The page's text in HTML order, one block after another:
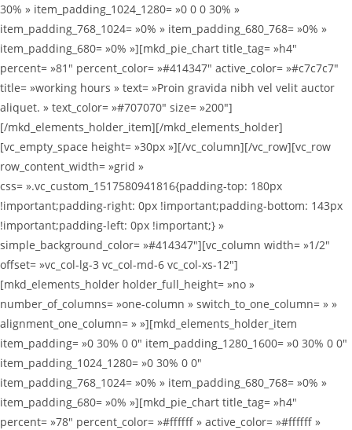
30% » item_padding_1024_1280= »0 0 0 30% »
item_padding_768_1024= »0% » item_padding_680_768= »0% »
item_padding_680= »0% »][mkd_pie_chart title_tag= »h4″
percent= »81″ percent_color= »#414347″ active_color= »#c7c7c7″
title= »working hours » text= »Proin gravida nibh vel velit auctor
aliquet. » text_color= »#707070″ size= »200″]
[/mkd_elements_holder_item][/mkd_elements_holder]
[vc_empty_space height= »30px »][/vc_column][/vc_row][vc_row
row_content_width= »grid »
css= ».vc_custom_1517580941816{padding-top: 180px
!important;padding-right: 0px !important;padding-bottom: 143px
!important;padding-left: 0px !important;} »
simple_background_color= »#414347″][vc_column width= »1/2″
offset= »vc_col-lg-3 vc_col-md-6 vc_col-xs-12″]
[mkd_elements_holder holder_full_height= »no »
number_of_columns= »one-column » switch_to_one_column= » »
alignment_one_column= » »][mkd_elements_holder_item
item_padding= »0 30% 0 0″ item_padding_1280_1600= »0 30% 0 0″
item_padding_1024_1280= »0 30% 0 0″
item_padding_768_1024= »0% » item_padding_680_768= »0% »
item_padding_680= »0% »][mkd_pie_chart title_tag= »h4″
percent= »78″ percent_color= »#ffffff » active_color= »#ffffff »